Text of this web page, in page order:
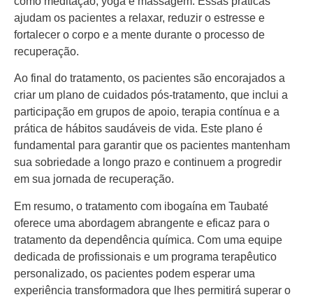
ajudam os pacientes a relaxar, reduzir o estresse e
fortalecer o corpo e a mente durante o processo de
recuperação.
Ao final do tratamento, os pacientes são encorajados a
criar um plano de cuidados pós-tratamento, que inclui a
participação em grupos de apoio, terapia contínua e a
prática de hábitos saudáveis de vida. Este plano é
fundamental para garantir que os pacientes mantenham
sua sobriedade a longo prazo e continuem a progredir
em sua jornada de recuperação.
Em resumo, o tratamento com ibogaína em Taubaté
oferece uma abordagem abrangente e eficaz para o
tratamento da dependência química. Com uma equipe
dedicada de profissionais e um programa terapêutico
personalizado, os pacientes podem esperar uma
experiência transformadora que lhes permitirá superar o